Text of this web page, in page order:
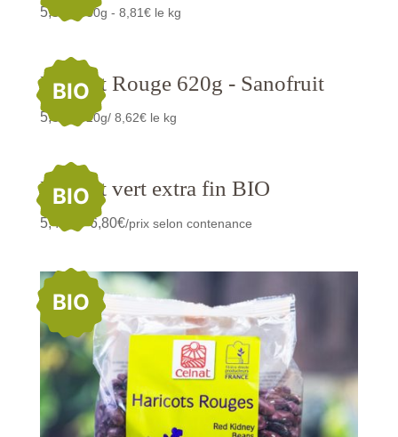
5,55 /630g - 8,81€ le kg
BIO
Haricot Rouge 620g - Sanofruit
5,35 /620g/ 8,62€ le kg
BIO
Haricot vert extra fin BIO
5,45 –6,80€/prix selon contenance
BIO